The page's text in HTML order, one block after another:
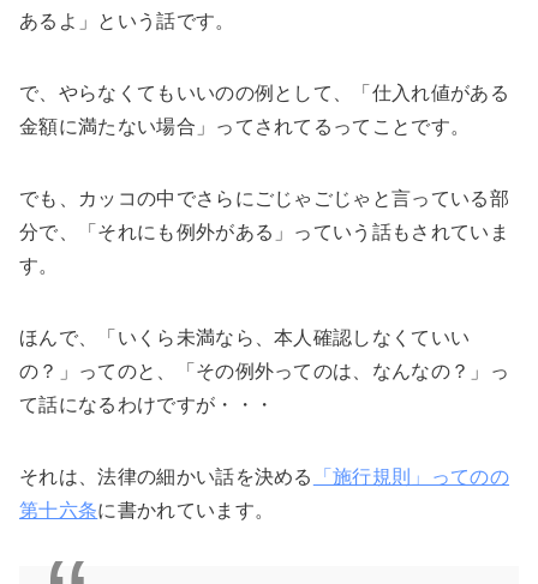
あるよ」という話です。
で、やらなくてもいいのの例として、「仕入れ値がある
金額に満たない場合」ってされてるってことです。
でも、カッコの中でさらにごじゃごじゃと言っている部
分で、「それにも例外がある」っていう話もされていま
す。
ほんで、「いくら未満なら、本人確認しなくていい
の？」ってのと、「その例外ってのは、なんなの？」っ
て話になるわけですが・・・
それは、法律の細かい話を決める
「施行規則」ってのの
第十六条に書かれています。